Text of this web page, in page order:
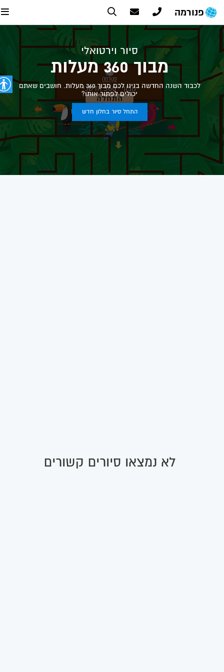
פנורמה
סיור וירטואלי
מבוך 360 מעלות
לכבוד השנה החדשה בנינו לכם מבוך 360 מעלות. חושבים שאתם
יכולים לפתור אותו?
התחל סיור בחלון חדש
לא נמצאו סיורים קשורים